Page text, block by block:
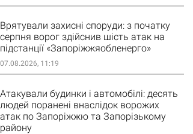
Врятували захисні споруди: з початку
серпня ворог здійснив шість атак на
підстанції «Запоріжжяобленерго»
07.08.2026, 11:19
Атакували будинки і автомобілі: десять
людей поранені внаслідок ворожих
атак по Запоріжжю та Запорізькому
району